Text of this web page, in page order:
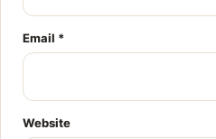
Email *
Website